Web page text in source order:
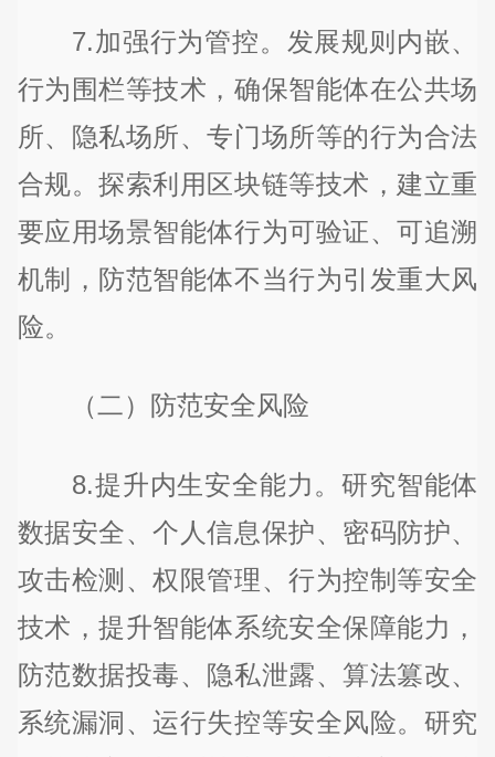
7.加强行为管控。发展规则内嵌、
行为围栏等技术，确保智能体在公共场
所、隐私场所、专门场所等的行为合法
合规。探索利用区块链等技术，建立重
要应用场景智能体行为可验证、可追溯
机制，防范智能体不当行为引发重大风
险。
（二）防范安全风险
8.提升内生安全能力。研究智能体
数据安全、个人信息保护、密码防护、
攻击检测、权限管理、行为控制等安全
技术，提升智能体系统安全保障能力，
防范数据投毒、隐私泄露、算法篡改、
系统漏洞、运行失控等安全风险。研究